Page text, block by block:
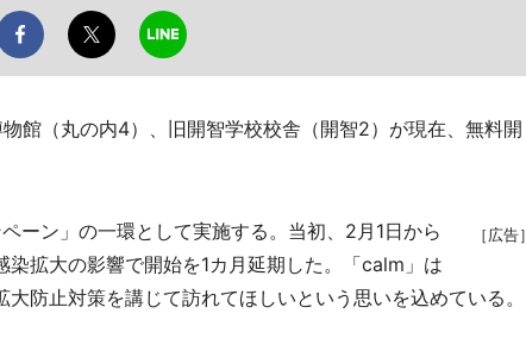
館（丸の内4）、旧開智学校校舎（開智2）が現在、無料開
［広告］
ン」の一環として実施する。当初、2月1日から
拡大の影響で開始を1カ月延期した。「calm」は
防止対策を講じて訪れてほしいという思いを込めている。